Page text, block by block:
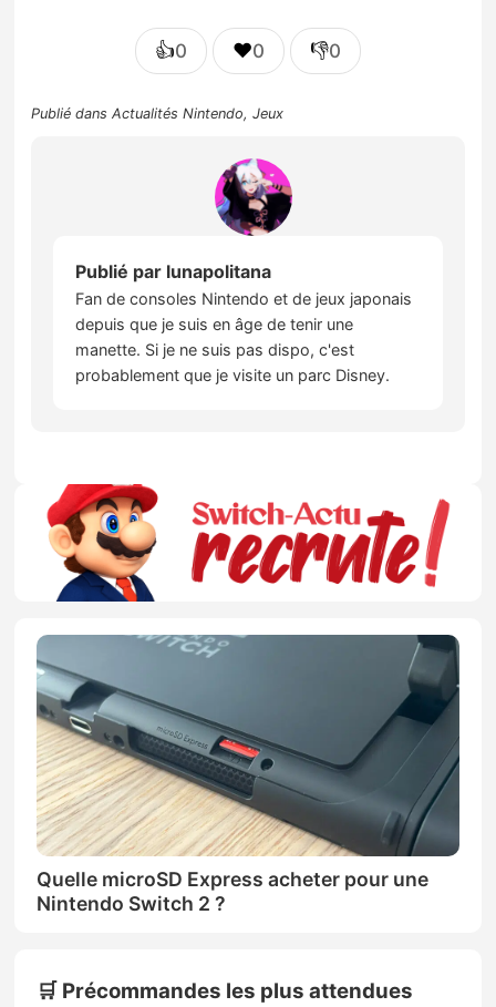
👍0 ❤️0 👎0
Publié dansActualités Nintendo,Jeux
Publié par lunapolitana
Fan de consoles Nintendo et de jeux japonais
depuis que je suis en âge de tenir une
manette. Si je ne suis pas dispo, c'est
probablement que je visite un parc Disney.
Quelle microSD Express acheter pour une
Nintendo Switch 2 ?
🛒 Précommandes les plus attendues